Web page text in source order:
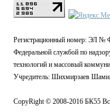
Регистрационный номер: ЭЛ №
Федеральной службой по
технологий и массовый
Учредитель: Шихмирзаев
CopyRight © 2008-2016 БК55